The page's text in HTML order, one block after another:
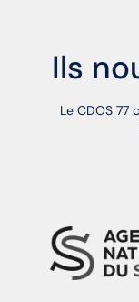
Ils
Le CDOS 77